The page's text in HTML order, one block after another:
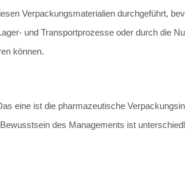
Verpackungsmaterialien durchgeführt,
und Transportprozesse oder durch die
können.
eine ist die pharmazeutische
des Managements ist